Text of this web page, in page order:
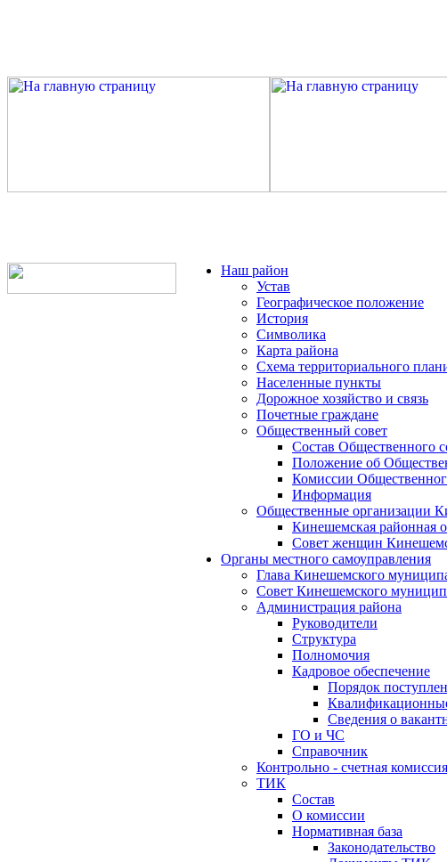
Наш район
Устав
Географическое положение
История
Символика
Карта района
Схема территориального
Населенные пункты
Дорожное хозяйство и связь
Почетные граждане
Общественный совет
Состав Общественного
Положение об
Комиссии
Информация
Общественные организации
Кинешемская районная
Совет женщин
Органы местного самоуправления
Глава Кинешемского
Совет Кинешемского
Администрация района
Руководители
Структура
Полномочия
Кадровое обеспечение
Порядок
Сведения о
ГО и ЧС
Справочник
Контрольно - счетная
ТИК
Состав
О комиссии
Нормативная база
Законодательство